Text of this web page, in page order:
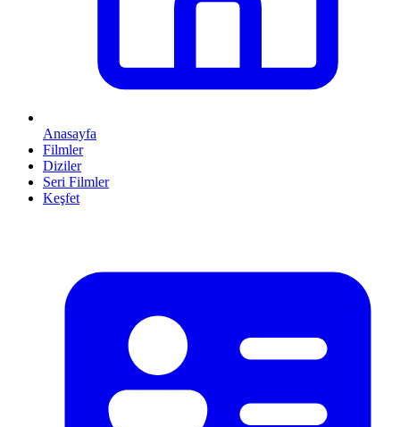
Anasayfa
Filmler
Diziler
Seri Filmler
Keşfet